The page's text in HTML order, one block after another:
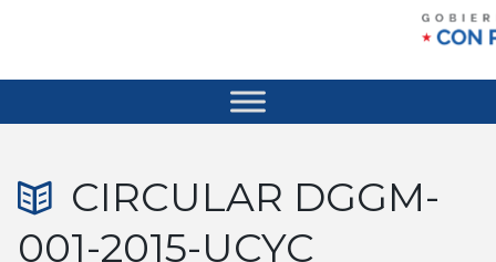
CIRCULAR DGGM-
001-2015-UCYC